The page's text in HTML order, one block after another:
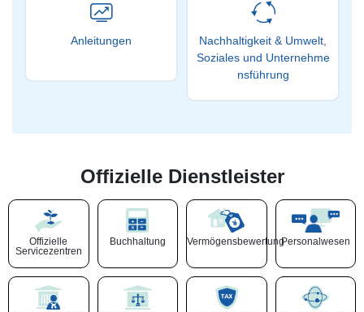
Anleitungen
Nachhaltigkeit & Umwelt,
Soziales und Unternehme
nsführung
Offizielle Dienstleister
Offizielle
Servicezentren
Buchhaltung VermögensbewertungPersonalwesen